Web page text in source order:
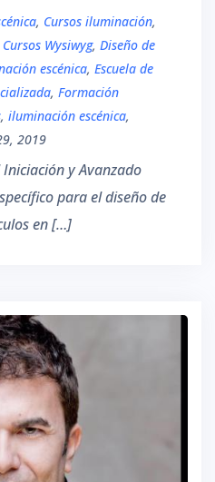
, Cursos iluminación,
Cursos Wysiwyg, Diseño de
escénica, Escuela de
, Formación
, iluminación escénica,
2019
Iniciación y Avanzado
para el diseño de
en […]